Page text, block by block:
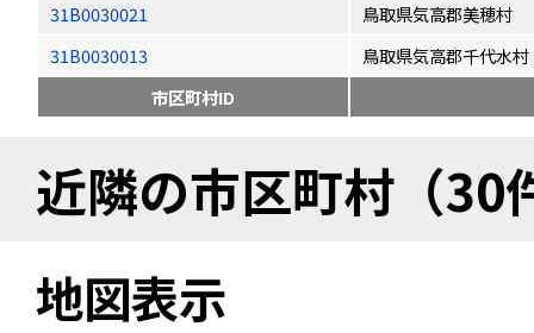
31B0030021
鳥取県気高郡美穂村
31B0030013
鳥取県気高郡千代水村
市区町村ID
近隣の市区町村（30
地図表示